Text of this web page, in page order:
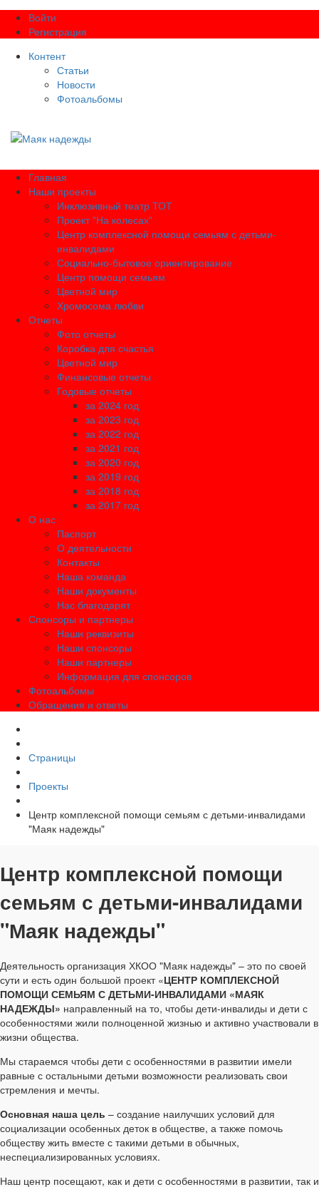
Войти
Регистрация
Контент
Статьи
Новости
Фотоальбомы
Главная
Наши проекты
Инклюзивный театр ТОТ
Проект "На колесах"
Центр комплексной помощи семьям с детьми-
инвалидами
Социально-бытовое ориентирование
Центр помощи семьям
Цветной мир
Хромосома любви
Отчеты
Фото отчеты
Коробка для счастья
Цветной мир
Финансовые отчеты
Годовые отчеты
за 2024 год
за 2023 год
за 2022 год
за 2021 год
за 2020 год
за 2019 год
за 2018 год
за 2017 год
О нас
Паспорт
О деятельности
Контакты
Наша команда
Наши документы
Нас благодарят
Спонсоры и партнеры
Наши реквизиты
Наши спонсоры
Наши партнеры
Информация для спонсоров
Фотоальбомы
Обращения и ответы
Страницы
Проекты
Центр комплексной помощи семьям с детьми-инвалидами
"Маяк надежды"
Центр комплексной помощи
семьям с детьми-инвалидами
"Маяк надежды"
Деятельность организация ХКОО "Маяк надежды" – это по своей
сути и есть один большой проект «ЦЕНТР КОМПЛЕКСНОЙ
ПОМОЩИ СЕМЬЯМ С ДЕТЬМИ-ИНВАЛИДАМИ «МАЯК
НАДЕЖДЫ» направленный на то, чтобы дети-инвалиды и дети с
особенностями жили полноценной жизнью и активно участвовали в
жизни общества.
Мы стараемся чтобы дети с особенностями в развитии имели
равные с остальными детьми возможности реализовать свои
стремления и мечты.
Основная наша цель – создание наилучших условий для
социализации особенных деток в обществе, а также помочь
обществу жить вместе с такими детьми в обычных,
неспециализированных условиях.
Наш центр посещают, как и дети с особенностями в развитии, так и